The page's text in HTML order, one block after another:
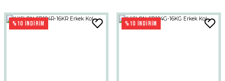
%10 İNDİRİM %10 İNDİRİM